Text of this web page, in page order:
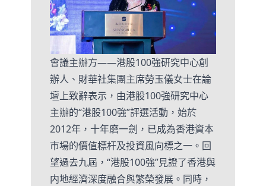
會議主辦方——港股100強研究中心創
辦人、財華社集團主席勞玉儀女士在論
壇上致辭表示，由港股100強研究中心
主辦的“港股100強”評選活動，始於
2012年，十年磨一劍，已成為香港資本
市場的價值標杆及投資風向標之一。回
望過去九屆，“港股100強”見證了香港與
内地經濟深度融合與繁榮發展。同時，